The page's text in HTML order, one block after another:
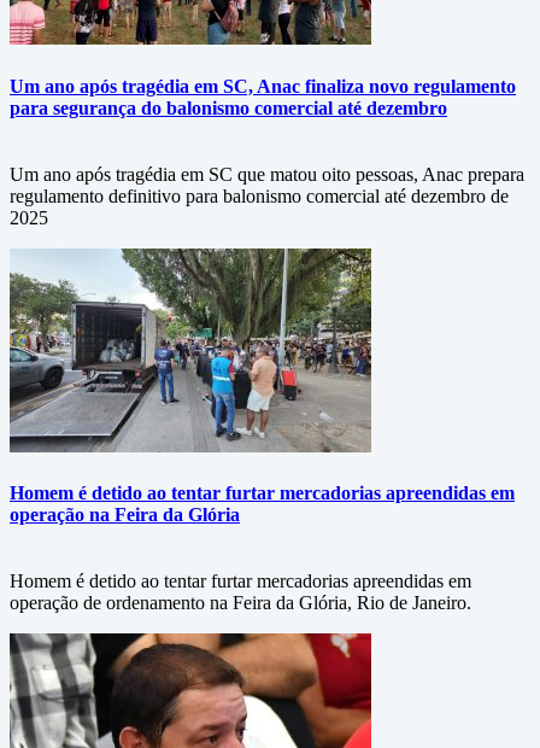
Um ano após tragédia em SC, Anac finaliza novo regulamento
para segurança do balonismo comercial até dezembro
Um ano após tragédia em SC que matou oito pessoas, Anac prepara
regulamento definitivo para balonismo comercial até dezembro de
2025
Homem é detido ao tentar furtar mercadorias apreendidas em
operação na Feira da Glória
Homem é detido ao tentar furtar mercadorias apreendidas em
operação de ordenamento na Feira da Glória, Rio de Janeiro.